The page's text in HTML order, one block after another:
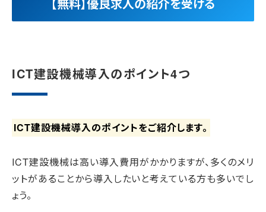
ICT建設機械導入のポイント4つ
ICT建設機械導入のポイントをご紹介します。
ICT建設機械は高い導入費用がかかりますが、多くのメリ
ットがあることから導入したいと考えている方も多いでし
ょう。